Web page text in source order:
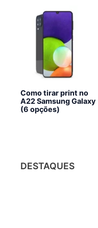
Como tirar print no
A22 Samsung Galaxy
(6 opções)
DESTAQUES
O